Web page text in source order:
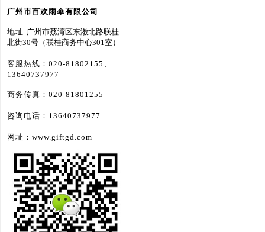
广州市百欢雨伞有限公司
地址: 广州市荔湾区东漖北路联桂
北街30号（联桂商务中心301室）
客服热线：020-81802155、
13640737977
商务传真：020-81801255
咨询电话：13640737977
网址：www.giftgd.com